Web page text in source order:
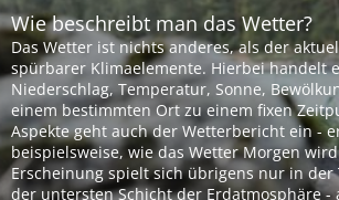
Wie beschreibt man das Wetter?
Das Wetter ist nichts anderes, als der
spürbarer Klimaelemente. Hierbei handelt
Niederschlag, Temperatur, Sonne,
einem bestimmten Ort zu einem fixen
Aspekte geht auch der Wetterbericht ein -
beispielsweise, wie das Wetter Morgen
Erscheinung spielt sich übrigens nur in der
der untersten Schicht der Erdatmosphäre -